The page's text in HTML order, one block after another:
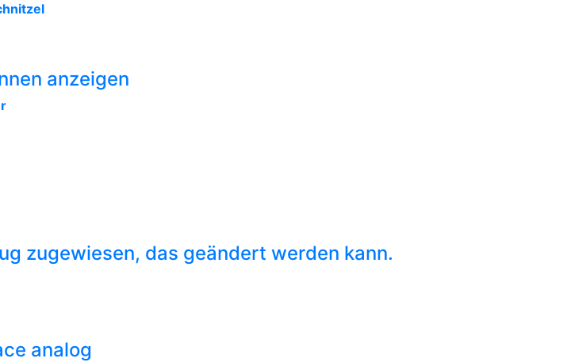
anzeigen
zugewiesen, das geändert werden kann.
analog